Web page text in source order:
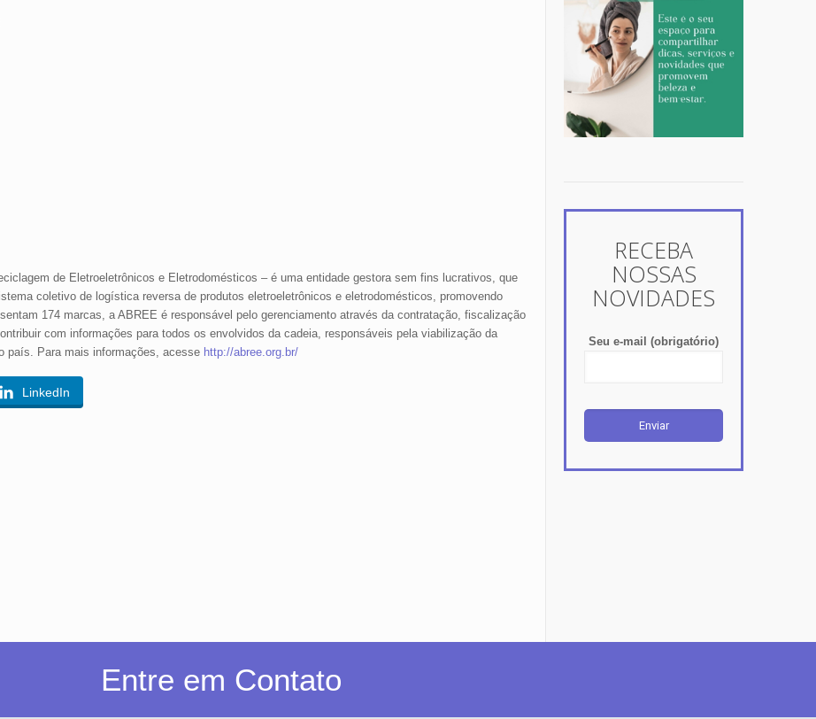
de Eletroeletrônicos e Eletrodomésticos – é uma entidade gestora sem fins lucrativos, que
coletivo de logística reversa de produtos eletroeletrônicos e eletrodomésticos, promovendo
174 marcas, a ABREE é responsável pelo gerenciamento através da contratação, fiscalização
com informações para todos os envolvidos da cadeia, responsáveis pela viabilização da
país. Para mais informações, acesse http://abree.org.br/
LinkedIn
RECEBA
NOSSAS
NOVIDADES
Seu e-mail (obrigatório)
Entre em Contato